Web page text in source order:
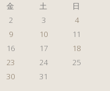
金 土
日
2 3
4
9 10
11
16 17
18
23 24
25
30 31